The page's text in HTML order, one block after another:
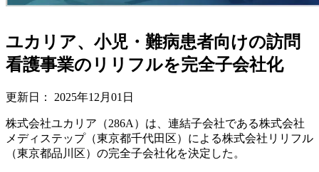
ユカリア、小児・難病患者向けの訪問
看護事業のリリフルを完全子会社化
更新日： 2025年12月01日
株式会社ユカリア（286A）は、連結子会社である株式会社
メディステップ（東京都千代田区）による株式会社リリフル
（東京都品川区）の完全子会社化を決定した。